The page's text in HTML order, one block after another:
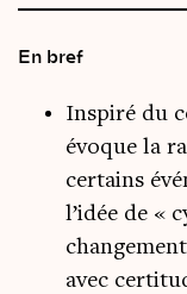
En bref
Inspiré du
évoque la
certains
l’idée de «
avec